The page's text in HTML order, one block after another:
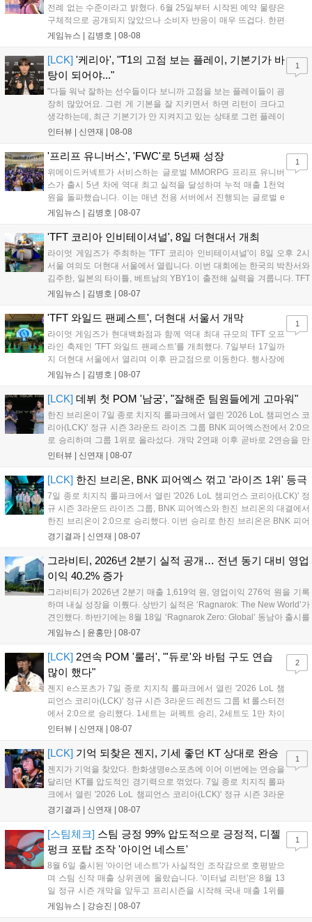
전례 없는 수준이라고 밝혔다. 6월 25일부터 시작된 예약 물량은
구체적으로 공개되지 않았으나 소비자 반응이 매우 뜨겁다. 한편
11월 19일 PS5와 Xbox 시리즈 X|S로 정식 출시될 예정이며, 록
상 'Grand Theft Auto VI: An Extended Look'을 최초 공개할 계획
이다....
게임뉴스 | 김병호 | 08-08
[LCK] '케리아', "T1의 고점 보는 플레이, 기본기가 바
탕이 되어야..."
"다들 워낙 잘하는 선수들이다 보니까 고점을 보는 플레이들이 굉
장히 많았어요. 그런 게 기본을 잘 지키면서 하면 리턴이 크다고
생각하는데, 최근 기본기가 안 지켜지고 있는 상태로 그런 플레이
를 추구하다 보니까 팀적으로 안 좋은 사고가 계속 많이 났던 것
LoL 챔피언스 코리아(LCK)'...
인터뷰 | 신연재 | 08-08
1
'프리프 유니버스', 'FWC'로 5년째 성장
위메이드커넥트가 서비스하는 글로벌 MMORPG 프리프 유니버
스가 출시 5년 차에 역대 최고 실적을 달성하며 누적 매출 1천억
원을 돌파했습니다. 이는 매년 전용 서버에서 진행되는 글로벌 e
스포츠 대회 FWC의 영향이 큽니다. FWC는 이용자가 동일한 조
은 전년 대비 매출과 이용자 지표가 대폭 상승하는 성과를 냈습니
FWC 그랜드 파이널이 개최될 예정이며, 위메이드커넥트는 이를
통해 커뮤니티 중심의 장기 성장 모델을 지속할 방침입니다....
게임뉴스 | 김병호 | 08-07
1
'TFT 코리아 인비테이셔널', 8일 더현대서 개최
라이엇 게임즈가 주최하는 'TFT 코리아 인비테이셔널'이 8일 오후 2시
서울 여의도 더현대 서울에서 열립니다. 이번 대회에는 한국의 박찬서와
김주한, 일본의 타이틀, 베트남의 YBY1이 출전해 실력을 겨룹니다. TFT
는 소속팀 없이 개인 자격으로 참가하는 독특한 대회 구조를 가지며, 누
17일까지 이어지는 이번 행사는 신규 세트 체험과 공연 등 다양한 즐길
거리를 제공하며, 이후 현대백화점 판교점에서도 행사가 이어질 예정입
니다. 연말에는 라스베이거스 오픈이 개최됩니다....
게임뉴스 | 김병호 | 08-07
'TFT 와일드 팬페스트', 더현대 서울서 개막
라이엇 게임즈가 현대백화점과 함께 역대 최대 규모의 TFT 오프
라인 축제인 'TFT 와일드 팬페스트'를 개최했다. 7일부터 17일까
지 더현대 서울에서 열리며 이후 판교점으로 이동한다. 행사장에
는 체험, 스페셜, 무대 존이 마련됐으며 8일 오후 2시 인비테이셔
연 등 다채로운 일정이 준비되어 있다. 사전 예약은 조기 마감될
게임뉴스 | 김병호 | 08-07
1
[LCK] 데뷔 첫 POM '남궁', "잘해준 팀원들에게 고마워"
한진 브리온이 7일 종로 치지직 롤파크에서 열린 '2026 LoL 챔피언스 코
리아(LCK)' 정규 시즌 3라운드 라이즈 그룹 BNK 피어엑스전에서 2:0으
로 승리하며 그룹 1위로 올라섰다. 개막 2연패 이후 곧바로 2연승을 만
들어내면서 이어질 4라운드에 대한 기대감을 올렸다. 다음은 이날 데뷔
인터뷰 | 신연재 | 08-07
[LCK] 한진 브리온, BNK 피어엑스 꺾고 '라이즈 1위' 등극
7일 종로 치지직 롤파크에서 열린 '2026 LoL 챔피언스 코리아(LCK)' 정
규 시즌 3라운드 라이즈 그룹, BNK 피어엑스와 한진 브리온의 대결에서
한진 브리온이 2:0으로 승리했다. 이번 승리로 한진 브리온은 BNK 피어
엑스를 제치고 라이즈 그룹 1위로 올라섰다. 1세트, 한진 브리온이 '로머'
경기결과 | 신연재 | 08-07
그라비티, 2026년 2분기 실적 공개… 전년 동기 대비 영업
이익 40.2% 증가
그라비티가 2026년 2분기 매출 1,619억 원, 영업이익 276억 원을 기록
하며 내실 성장을 이뤘다. 상반기 실적은 ‘Ragnarok: The New World’가
견인했다. 하반기에는 8월 18일 ‘Ragnarok Zero: Global’ 동남아 출시를
시작으로 9월 3일 ‘달려라 헤베레케 EX’, 9월 22일 ‘갈바테인’ 등 다양한
이’ 출시가 예정돼 있으며, 2027년에는 ‘Ragnarok 3’ 등 대작을 글로벌
출시할 계획이다. 그라비티는 조인트벤처 설립과 라그나로크 에코 시스
템 구축을 통해 신성장 동력을 확보할 방침이다....
게임뉴스 | 윤홍만 | 08-07
[LCK] 2연속 POM '룰러', "'듀로'와 바텀 구도 연습
많이 했다"
젠지 e스포츠가 7일 종로 치지직 롤파크에서 열린 '2026 LoL 챔
피언스 코리아(LCK)' 정규 시즌 3라운드 레전드 그룹 kt 롤스터전
에서 2:0으로 승리했다. 1세트는 퍼펙트 승리, 2세트도 1만 차이
를 벌리며 25분 만에 승리하면서 말 그대로 압도적인 경기력을 선
하며 POM에 선정됐...
인터뷰 | 신연재 | 08-07
2
[LCK] 기억 되찾은 젠지, 기세 좋던 KT 상대로 완승
젠지가 기억을 찾았다. 한화생명e스포츠에 이어 이번에는 연승을
달리던 KT를 압도적인 경기력으로 꺾었다. 7일 종로 치지직 롤파
크에서 열린 '2026 LoL 챔피언스 코리아(LCK)' 정규 시즌 3라운
드 레전드 그룹, kt 롤스터와 젠지 e스포츠의 대결에서 젠지가 압
기억을 되찾기라도 한 듯 1,...
경기결과 | 신연재 | 08-07
1
[스팀체크] 스팀 긍정 99% 압도적으로 긍정적, 디젤
펑크 포탑 조작 '아이언 네스트'
8월 6일 출시된 '아이언 네스트'가 사실적인 조작감으로 호평받으
며 스팀 신작 매출 상위권에 올랐습니다. '이터널 리턴'은 8월 13
일 정규 시즌 개막을 앞두고 프리시즌을 시작해 국내 매출 1위를
기록했습니다. 25주년을 맞은 '고스트 리콘' 시리즈는 8월 6일 쇼
게임뉴스 | 강승진 | 08-07
1